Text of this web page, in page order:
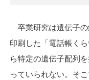
卒業研究は遺伝子
印刷した「電話帳く
ら特定の遺伝子配列
っていられない。そ